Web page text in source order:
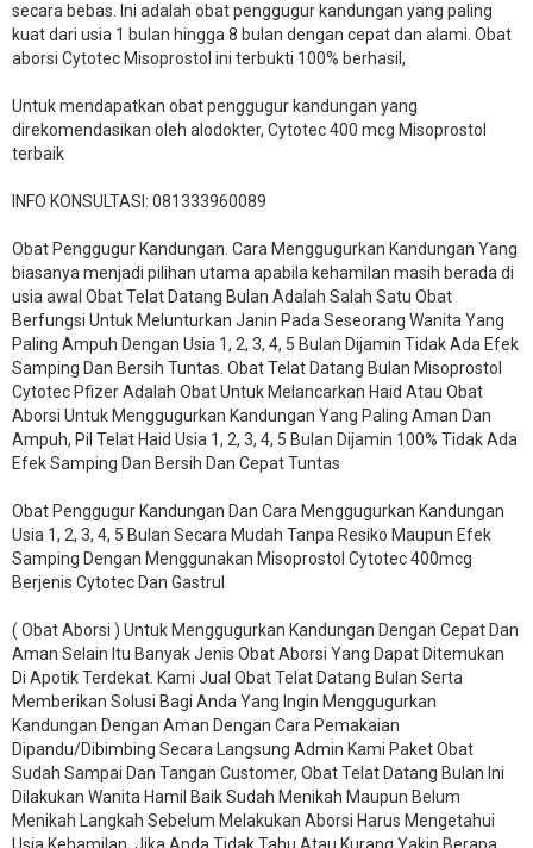
secara bebas. Ini adalah obat penggugur kandungan yang paling
kuat dari usia 1 bulan hingga 8 bulan dengan cepat dan alami. Obat
aborsi Cytotec Misoprostol ini terbukti 100% berhasil,
Untuk mendapatkan obat penggugur kandungan yang
direkomendasikan oleh alodokter, Cytotec 400 mcg Misoprostol
terbaik
INFO KONSULTASI: 081333960089
​Obat Penggugur Kandungan. Cara Menggugurkan Kandungan Yang
biasanya menjadi pilihan utama apabila kehamilan masih berada di
usia awal Obat Telat Datang Bulan Adalah Salah Satu Obat
Berfungsi Untuk Melunturkan Janin Pada Seseorang Wanita Yang
Paling Ampuh Dengan Usia 1, 2, 3, 4, 5 Bulan Dijamin Tidak Ada Efek
Samping Dan Bersih Tuntas. Obat Telat Datang Bulan Misoprostol
Cytotec Pfizer Adalah Obat Untuk Melancarkan Haid Atau Obat
Aborsi Untuk Menggugurkan Kandungan Yang Paling Aman Dan
Ampuh, Pil Telat Haid Usia 1, 2, 3, 4, 5 Bulan Dijamin 100% Tidak Ada
Efek Samping Dan Bersih Dan Cepat Tuntas
Obat Penggugur Kandungan Dan Cara Menggugurkan Kandungan
Usia 1, 2, 3, 4, 5 Bulan Secara Mudah Tanpa Resiko Maupun Efek
Samping Dengan Menggunakan Misoprostol Cytotec 400mcg
Berjenis Cytotec Dan Gastrul
( Obat Aborsi ) Untuk Menggugurkan Kandungan Dengan Cepat Dan
Aman Selain Itu Banyak Jenis Obat Aborsi Yang Dapat Ditemukan
Di Apotik Terdekat. Kami Jual Obat Telat Datang Bulan Serta
Memberikan Solusi Bagi Anda Yang Ingin Menggugurkan
Kandungan Dengan Aman Dengan Cara Pemakaian
Dipandu/Dibimbing Secara Langsung Admin Kami Paket Obat
Sudah Sampai Dan Tangan Customer, Obat Telat Datang Bulan Ini
Dilakukan Wanita Hamil Baik Sudah Menikah Maupun Belum
Menikah Langkah Sebelum Melakukan Aborsi Harus Mengetahui